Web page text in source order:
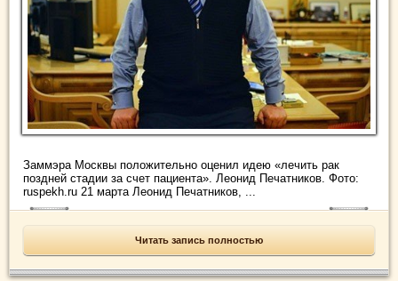
Заммэра Москвы положительно оценил идею «лечить рак
поздней стадии за счет пациента». Леонид Печатников. Фото:
ruspekh.ru 21 марта Леонид Печатников, ...
Читать запись полностью